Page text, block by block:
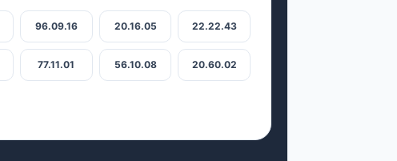
96.09.16 20.16.05 22.22.43
77.11.01 56.10.08 20.60.02